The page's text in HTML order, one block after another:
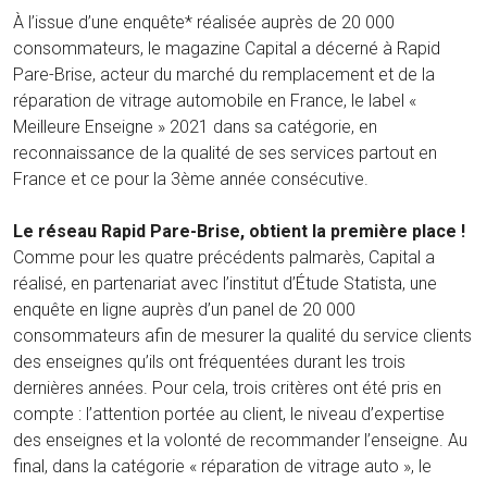
À l’issue d’une enquête* réalisée auprès de 20 000
consommateurs, le magazine Capital a décerné à Rapid
Pare-Brise, acteur du marché du remplacement et de la
réparation de vitrage automobile en France, le label «
Meilleure Enseigne » 2021 dans sa catégorie, en
reconnaissance de la qualité de ses services partout en
France et ce pour la 3ème année consécutive.
Le réseau Rapid Pare-Brise, obtient la première place !
Comme pour les quatre précédents palmarès, Capital a
réalisé, en partenariat avec l’institut d’Étude Statista, une
enquête en ligne auprès d’un panel de 20 000
consommateurs afin de mesurer la qualité du service clients
des enseignes qu’ils ont fréquentées durant les trois
dernières années. Pour cela, trois critères ont été pris en
compte : l’attention portée au client, le niveau d’expertise
des enseignes et la volonté de recommander l’enseigne. Au
final, dans la catégorie « réparation de vitrage auto », le